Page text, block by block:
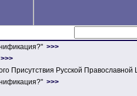
>>>
>>>
Присутствия Русской
>>>